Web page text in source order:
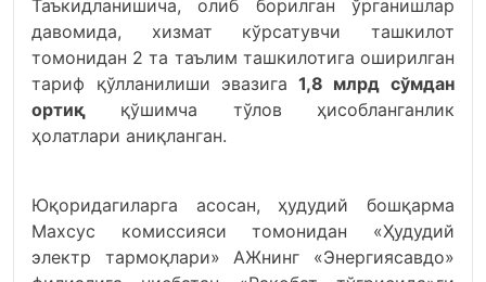
Таъкидланишича, олиб борилган ўрганишлар
давомида, хизмат кўрсатувчи ташкилот
томонидан 2 та таълим ташкилотига оширилган
тариф қўлланилиши эвазига 1,8 млрд сўмдан
ортиқ қўшимча тўлов ҳисобланганлик
ҳолатлари аниқланган.
Юқоридагиларга асосан, ҳудудий бошқарма
Махсус комиссияси томонидан «Ҳудудий
электр тармоқлари» АЖнинг «Энергиясавдо»